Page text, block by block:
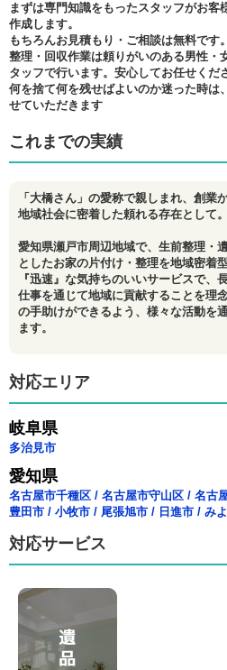
まずは専門知識をもったスタッフがお客
作成します。
もちろんお見積もり・ご相談は無料です。
整理・回収作業は頼りがいのある男性・
タッフで行います。安心してお任せくだ
何を捨て何を残せばよいのか迷った時は
せていただきます
これまでの実績
「大橋さん」の愛称で親しまれ、創業
地域社会に密着した頼れる存在として。
愛知県瀬戸市周辺地域で、生前整理・
としたお家の片付け・整理を地域密着
『迅速』な気持ちのいいサービスで、
仕事を通じて地域に貢献することを理
の手助けができるよう、様々な活動を
ます。
対応エリア
岐阜県
多治見市
愛知県
名古屋市千種区 / 名古屋市守山区 / 名古
豊田市 / 小牧市 / 尾張旭市 / 日進市 / み
対応サービス